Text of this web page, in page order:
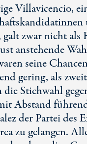
Villavicencio,
zwar nicht als
anstehende
seine
gering, als
Stichwahl
Abstand
der Partei des
zu gelangen.